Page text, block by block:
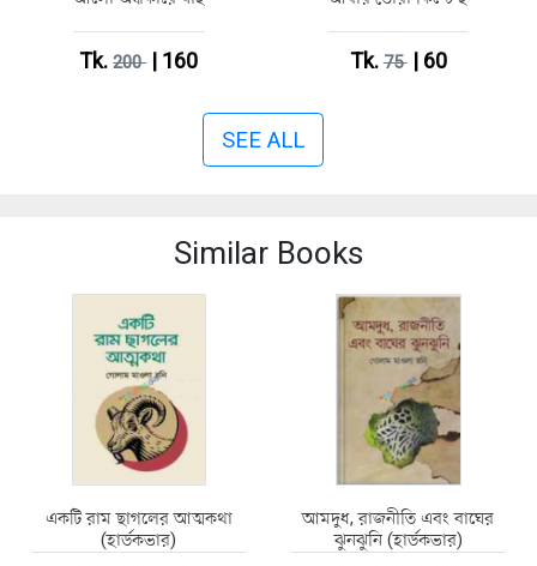
Tk.200| 160 Tk.75| 60
SEE ALL
Similar Books
একটি রাম ছাগলের আত্মকথা
(হার্ডকভার)
আমদুধ, রাজনীতি এবং বাঘের
ঝুনঝুনি (হার্ডকভার)